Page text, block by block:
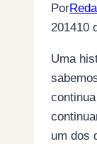
Por
201410
Uma
um dos